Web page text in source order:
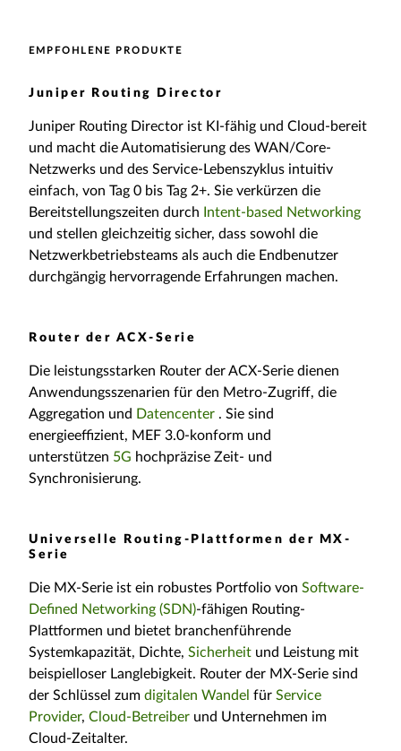
EMPFOHLENE PRODUKTE
Juniper Routing Director
Juniper Routing Director ist KI-fähig und Cloud-bereit
und macht die Automatisierung des WAN/Core-
Netzwerks und des Service-Lebenszyklus intuitiv
einfach, von Tag 0 bis Tag 2+. Sie verkürzen die
Bereitstellungszeiten durch
Intent-based Networking
und stellen gleichzeitig sicher, dass sowohl die
Netzwerkbetriebsteams als auch die Endbenutzer
durchgängig hervorragende Erfahrungen machen.
Router der ACX-Serie
Die leistungsstarken Router der ACX-Serie dienen
Anwendungsszenarien für den Metro-Zugriff, die
Aggregation und Datencenter . Sie sind
energieeffizient, MEF 3.0-konform und
unterstützen 5G hochpräzise Zeit- und
Synchronisierung.
Universelle Routing-Plattformen der MX-
Serie
Die MX-Serie ist ein robustes Portfolio von Software-
Defined Networking (SDN)-fähigen Routing-
Plattformen und bietet branchenführende
Systemkapazität, Dichte, Sicherheit und Leistung mit
beispielloser Langlebigkeit. Router der MX-Serie sind
der Schlüssel zum digitalen Wandel für Service
Provider, Cloud-Betreiber und Unternehmen im
Cloud-Zeitalter.